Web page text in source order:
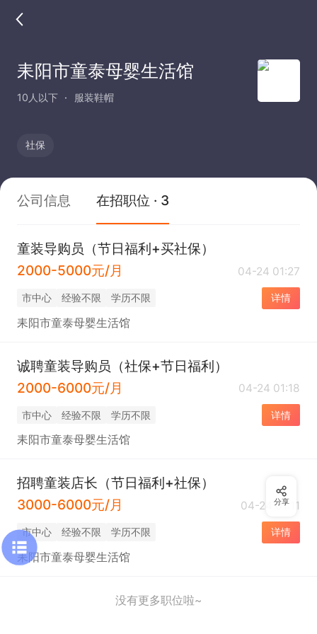
耒阳市童泰母婴生活馆
10人以下 服装鞋帽
社保
公司信息 在招职位 · 3
童装导购员（节日福利+买社保）
2000-5000元/月
04-24 01:27
市中心 经验不限 学历不限 详情
耒阳市童泰母婴生活馆
诚聘童装导购员（社保+节日福利）
2000-6000元/月
04-24 01:18
市中心 经验不限 学历不限 详情
耒阳市童泰母婴生活馆
招聘童装店长（节日福利+社保）
3000-6000元/月
04-24 01:11
市中心 经验不限 学历不限 详情
耒阳市童泰母婴生活馆
没有更多职位啦~
分享